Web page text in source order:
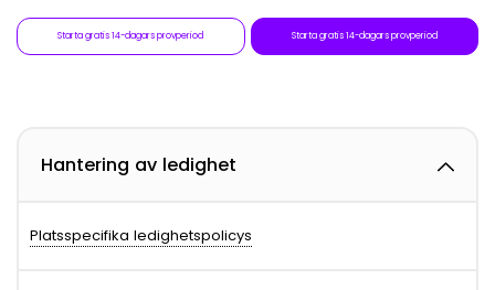
Starta gratis 14-dagars provperiod Starta gratis 14-dagars provperiod
Hantering av ledighet
Platsspecifika ledighetspolicys